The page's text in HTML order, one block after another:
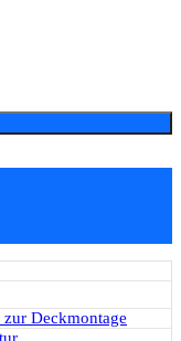
Deckmontage